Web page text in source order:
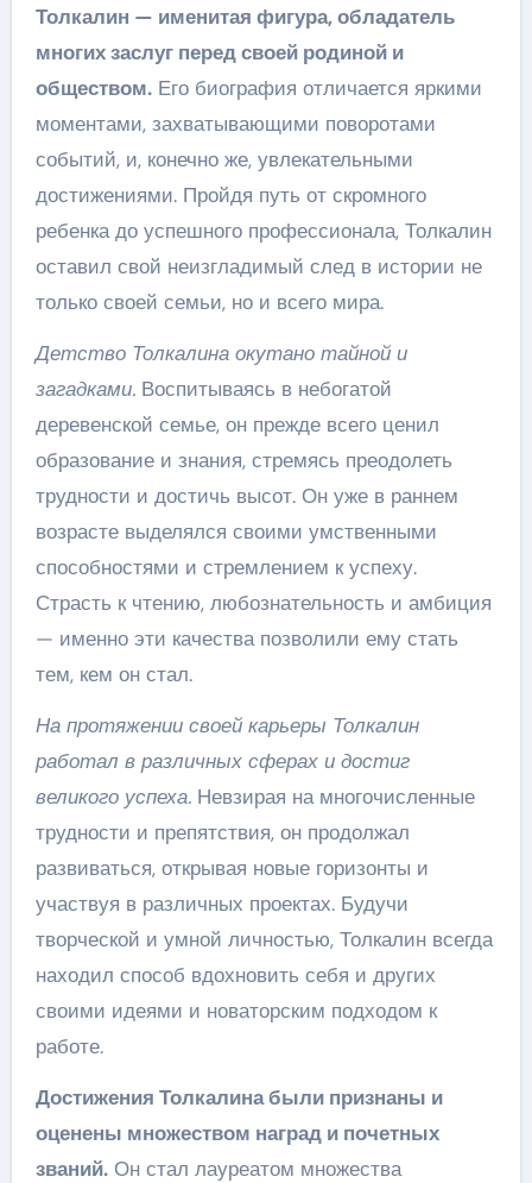
Толкалин — именитая фигура, обладатель
многих заслуг перед своей родиной и
обществом.Его биография отличается яркими
моментами, захватывающими поворотами
событий, и, конечно же, увлекательными
достижениями. Пройдя путь от скромного
ребенка до успешного профессионала, Толкалин
оставил свой неизгладимый след в истории не
только своей семьи, но и всего мира.
Детство Толкалина окутано тайной и
загадками.Воспитываясь в небогатой
деревенской семье, он прежде всего ценил
образование и знания, стремясь преодолеть
трудности и достичь высот. Он уже в раннем
возрасте выделялся своими умственными
способностями и стремлением к успеху.
Страсть к чтению, любознательность и амбиция
— именно эти качества позволили ему стать
тем, кем он стал.
На протяжении своей карьеры Толкалин
работал в различных сферах и достиг
великого успеха.Невзирая на многочисленные
трудности и препятствия, он продолжал
развиваться, открывая новые горизонты и
участвуя в различных проектах. Будучи
творческой и умной личностью, Толкалин всегда
находил способ вдохновить себя и других
своими идеями и новаторским подходом к
работе.
Достижения Толкалина были признаны и
оценены множеством наград и почетных
званий.Он стал лауреатом множества